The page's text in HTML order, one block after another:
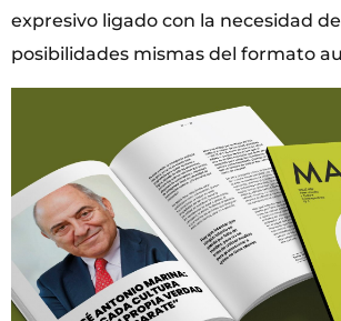
expresivo ligado con la necesidad
posibilidades mismas del formato